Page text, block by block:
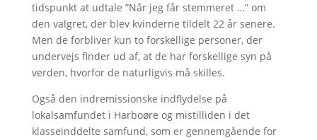
tidspunkt at udtale ”Når jeg får stemmeret …” om
den valgret, der blev kvinderne tildelt 22 år senere.
Men de forbliver kun to forskellige personer, der
undervejs finder ud af, at de har forskellige syn på
verden, hvorfor de naturligvis må skilles.
Også den indremissionske indflydelse på
lokalsamfundet i Harboøre og mistilliden i det
klasseinddelte samfund, som er gennemgående for